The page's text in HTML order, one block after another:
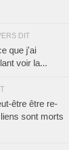
DIT
que j'ai
voir la...
être être re-
sont morts